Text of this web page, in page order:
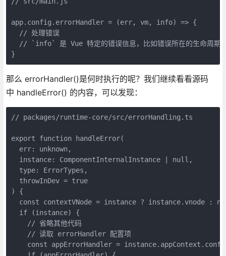
app.config.errorHandler = (err, vm, info) => {
  // 处理错误
// `info` 是 Vue 特定的错误信息，比如错误所在的生命周期
}
那么 errorHandler()是何时执行的呢？我们继续看看源码
中 handleError() 的内容，可以发现：
// packages/runtime-core/src/errorHandling.ts
export function handleError(
  err: unknown,
  instance: ComponentInternalInstance | null,
  type: ErrorTypes,
  throwInDev = true
) {
const contextVNode = instance ? instance.vnode :
  if (instance) {
    // 省略其他代码
    // 读取 errorHandler 配置项
const appErrorHandler =